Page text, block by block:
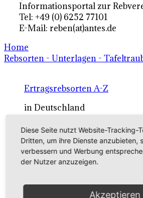
Informationsportal zur
Tel: +49 (0) 6252 77101
E-Mail: reben(at)antes.de
Home
Rebsorten - Unterlagen -
Ertragsrebsorten A-Z
in Deutschland
Rebsorten international
externe Links
Tafeltraubensorten
Diese Seite nutzt Website-Tracking-
Dritten, um ihre Dienste anzubieten,
verbessern und Werbung
der Nutzer anzuzeigen.
Akzeptieren